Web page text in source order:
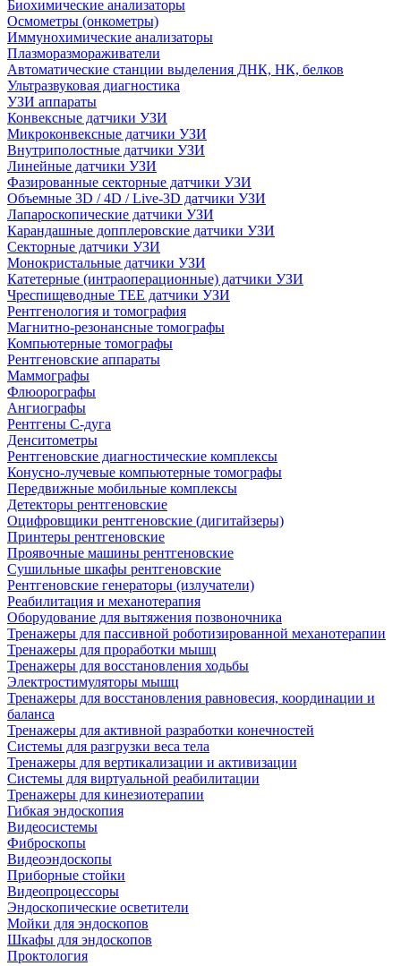
Биохимические анализаторы
Осмометры (онкометры)
Иммунохимические анализаторы
Плазморазмораживатели
Автоматические станции выделения ДНК, НК, белков
Ультразвуковая диагностика
УЗИ аппараты
Конвексные датчики УЗИ
Микроконвексные датчики УЗИ
Внутриполостные датчики УЗИ
Линейные датчики УЗИ
Фазированные секторные датчики УЗИ
Объемные 3D / 4D / Live-3D датчики УЗИ
Лапароскопические датчики УЗИ
Карандашные допплеровские датчики УЗИ
Секторные датчики УЗИ
Монокристальные датчики УЗИ
Катетерные (интраоперационные) датчики УЗИ
Чреспищеводные TEE датчики УЗИ
Рентгенология и томография
Магнитно-резонансные томографы
Компьютерные томографы
Рентгеновские аппараты
Маммографы
Флюорографы
Ангиографы
Рентгены С-дуга
Денситометры
Рентгеновские диагностические комплексы
Конусно-лучевые компьютерные томографы
Передвижные мобильные комплексы
Детекторы рентгеновские
Оцифровщики рентгеновские (дигитайзеры)
Принтеры рентгеновские
Проявочные машины рентгеновские
Сушильные шкафы рентгеновские
Рентгеновские генераторы (излучатели)
Реабилитация и механотерапия
Оборудование для вытяжения позвоночника
Тренажеры для пассивной роботизированной механотерапии
Тренажеры для проработки мышц
Тренажеры для восстановления ходьбы
Электростимуляторы мышц
Тренажеры для восстановления равновесия, координации и
баланса
Тренажеры для активной разработки конечностей
Системы для разгрузки веса тела
Тренажеры для вертикализации и активизации
Системы для виртуальной реабилитации
Тренажеры для кинезиотерапии
Гибкая эндоскопия
Видеосистемы
Фиброскопы
Видеоэндоскопы
Приборные стойки
Видеопроцессоры
Эндоскопические осветители
Мойки для эндоскопов
Шкафы для эндоскопов
Проктология